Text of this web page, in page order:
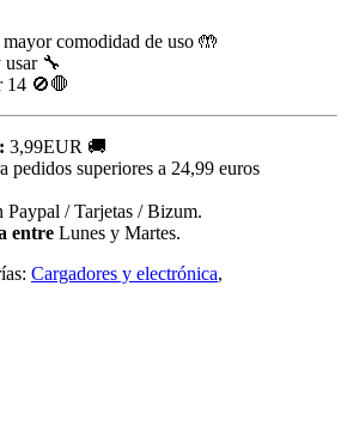
comodidad de uso 🤲
usar 🔧
14 🚫🛑
3,99EUR 🚚
pedidos superiores a 24,99 euros
Paypal / Tarjetas / Bizum.
entre Lunes y Martes.
Cargadores y electrónica,